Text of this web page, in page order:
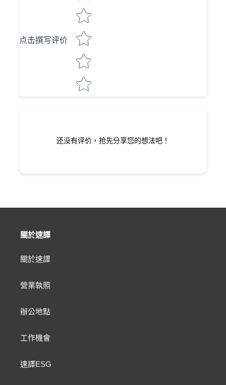
点击撰写评价
还没有评价，抢先分享您的想法吧！
關於速譯
關於速譯
營業執照
辦公地點
工作機會
速譯ESG